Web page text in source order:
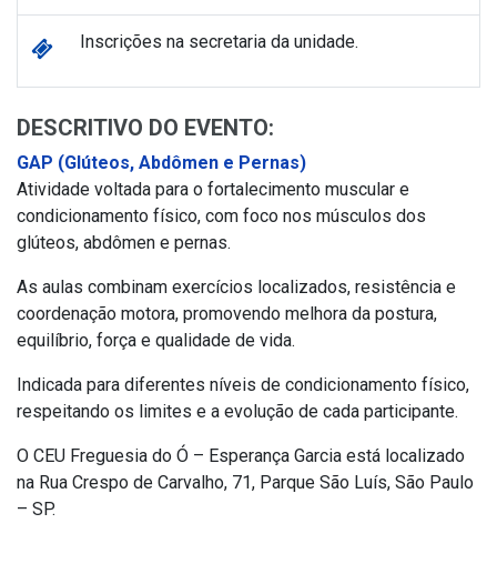
Inscrições na secretaria da unidade.
DESCRITIVO DO EVENTO:
GAP (Glúteos, Abdômen e Pernas)
Atividade voltada para o fortalecimento muscular e
condicionamento físico, com foco nos músculos dos
glúteos, abdômen e pernas.
As aulas combinam exercícios localizados, resistência e
coordenação motora, promovendo melhora da postura,
equilíbrio, força e qualidade de vida.
Indicada para diferentes níveis de condicionamento físico,
respeitando os limites e a evolução de cada participante.
O CEU Freguesia do Ó – Esperança Garcia está localizado
na Rua Crespo de Carvalho, 71, Parque São Luís, São Paulo
– SP.